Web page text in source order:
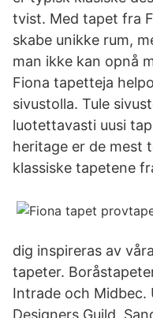
tvist. Med tapet fra
skabe unikke rum,
man ikke kan opnå
Fiona tapetteja
sivustolla. Tule
luotettavasti uusi
heritage er de mest
klassiske tapetene
dig inspireras av
tapeter.
Intrade och Midbec.
Designers Guild,